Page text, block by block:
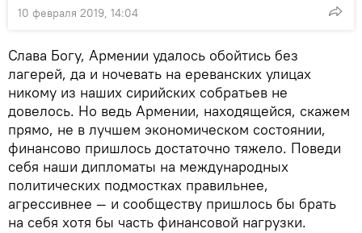
10 февраля 2019, 14:04
Слава Богу, Армении удалось обойтись без
лагерей, да и ночевать на ереванских улицах
никому из наших сирийских собратьев не
довелось. Но ведь Армении, находящейся, скажем
прямо, не в лучшем экономическом состоянии,
финансово пришлось достаточно тяжело. Поведи
себя наши дипломаты на международных
политических подмостках правильнее,
агрессивнее — и сообществу пришлось бы брать
на себя хотя бы часть финансовой нагрузки.